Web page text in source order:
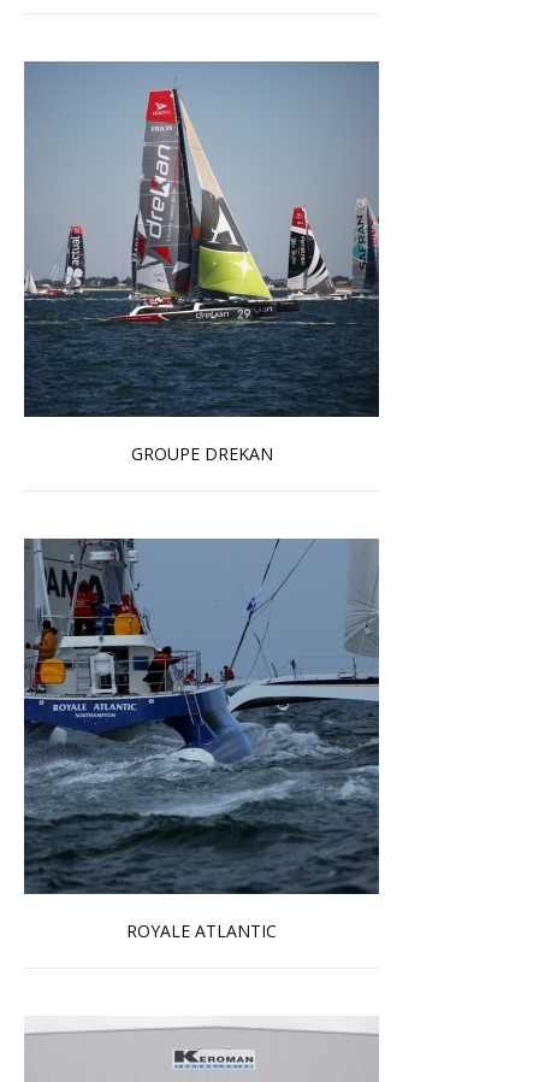
GROUPE DREKAN
En savoir plus...
ROYALE ATLANTIC
En savoir plus...